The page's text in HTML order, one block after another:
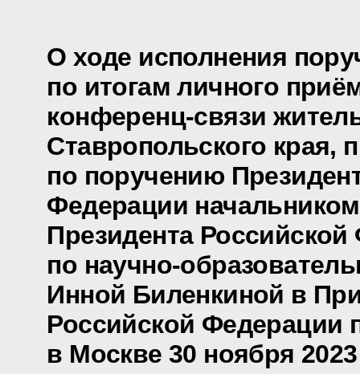
О ходе исполнения
по итогам личного
конференц-связи
Ставропольского края,
по поручению
Федерации
Президента
по научно-
Инной Биленкиной в
Российской Федерации
в Москве 30 ноября